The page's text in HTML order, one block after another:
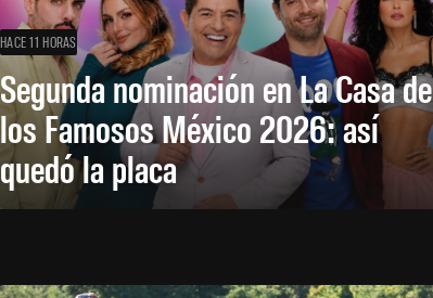
HACE 11 HORAS
Segunda nominación en La Casa de
los Famosos México 2026: así
quedó la placa